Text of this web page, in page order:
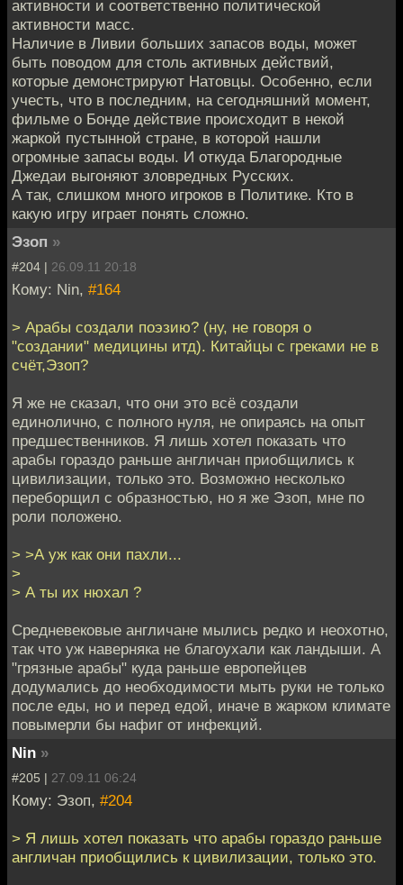
активности и соответственно политической
активности масс.
Наличие в Ливии больших запасов воды, может
быть поводом для столь активных действий,
которые демонстрируют Натовцы. Особенно, если
учесть, что в последним, на сегодняшний момент,
фильме о Бонде действие происходит в некой
жаркой пустынной стране, в которой нашли
огромные запасы воды. И откуда Благородные
Джедаи выгоняют зловредных Русских.
А так, слишком много игроков в Политике. Кто в
какую игру играет понять сложно.
Эзоп »
#204 | 26.09.11 20:18
Кому: Nin, #164
> Арабы создали поэзию? (ну, не говоря о
"создании" медицины итд). Китайцы с греками не в
счёт,Эзоп?
Я же не сказал, что они это всё создали
единолично, с полного нуля, не опираясь на опыт
предшественников. Я лишь хотел показать что
арабы гораздо раньше англичан приобщились к
цивилизации, только это. Возможно несколько
переборщил с образностью, но я же Эзоп, мне по
роли положено.
> >А уж как они пахли...
>
> А ты их нюхал ?
Средневековые англичане мылись редко и неохотно,
так что уж наверняка не благоухали как ландыши. А
"грязные арабы" куда раньше европейцев
додумались до необходимости мыть руки не только
после еды, но и перед едой, иначе в жарком климате
повымерли бы нафиг от инфекций.
Nin »
#205 | 27.09.11 06:24
Кому: Эзоп, #204
> Я лишь хотел показать что арабы гораздо раньше
англичан приобщились к цивилизации, только это.